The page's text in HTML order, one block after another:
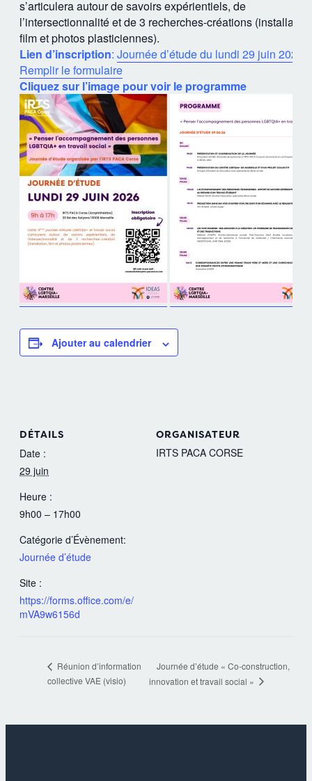
s’articulera autour de savoirs expérientiels, de
l’intersectionnalité et de 3 recherches-créations
film et photos plasticiennes).
Lien d’inscription: Journée d’étude du lundi 29 juin 2026 –
Remplir le formulaire
Cliquez sur l’image pour voir le programme
Ajouter au calendrier
DÉTAILS
Date :
29 juin
Heure :
9h00 – 17h00
Catégorie d’Évènement:
Journée d’étude
Site :
https://forms.office.com/e/
mVA9w6156d
ORGANISATEUR
IRTS PACA CORSE
Réunion d’information
collective VAE (visio)
Journée d’étude « Co-construction,
innovation et travail social »